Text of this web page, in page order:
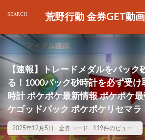
荒野行動 金券GET動
【速報】トレードメダルをパック
る！1000パック砂時計を必ず受け
時計 ポケポケ最新情報 ポケポケ
ケゴッドパック ポケポケリセマラ
2025年12月5日 金券コード 119件のビュー